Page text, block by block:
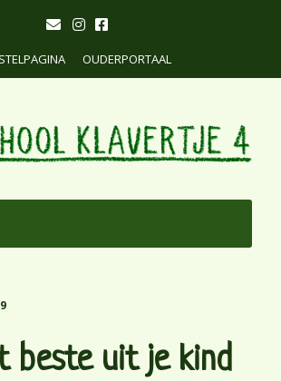
OUDERPORTAAL
beste uit je kind